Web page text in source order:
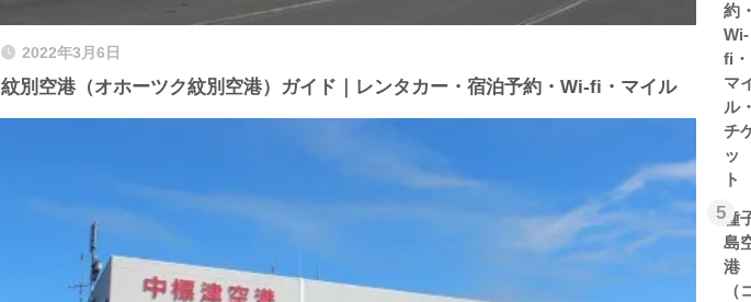
2022年3月6日
紋別空港（オホーツク紋別空港）ガイド｜レンタカー・宿泊予約・Wi-fi・マイル
約
Wi-
fi・
マ
ル
チ
ッ
ト
5種
島
港
（